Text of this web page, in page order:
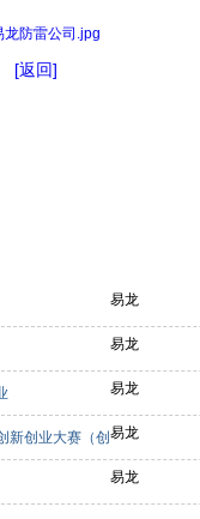
[返回]
易龙
易龙
易龙
新创业大赛（创 易龙
易龙